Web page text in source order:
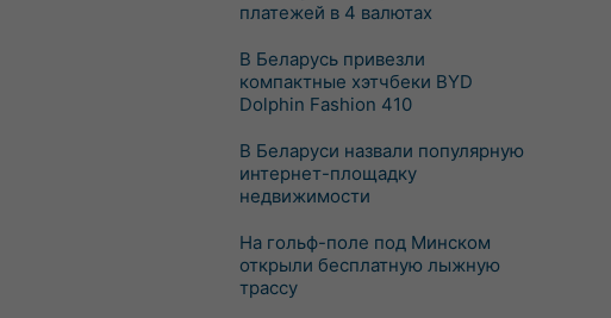
платежей в 4 валютах
В Беларусь привезли
компактные хэтчбеки BYD
Dolphin Fashion 410
В Беларуси назвали популярную
интернет-площадку
недвижимости
На гольф-поле под Минском
открыли бесплатную лыжную
трассу